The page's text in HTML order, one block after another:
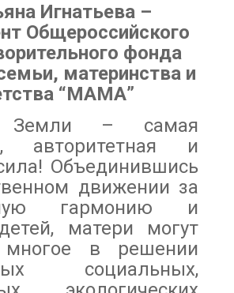
Игнатьева –
Общероссийского
фонда
материнства и
“МАМА”
Земли – самая
авторитетная и
Объединившись
движении за
гармонию и
матери могут
многое в решении
социальных,